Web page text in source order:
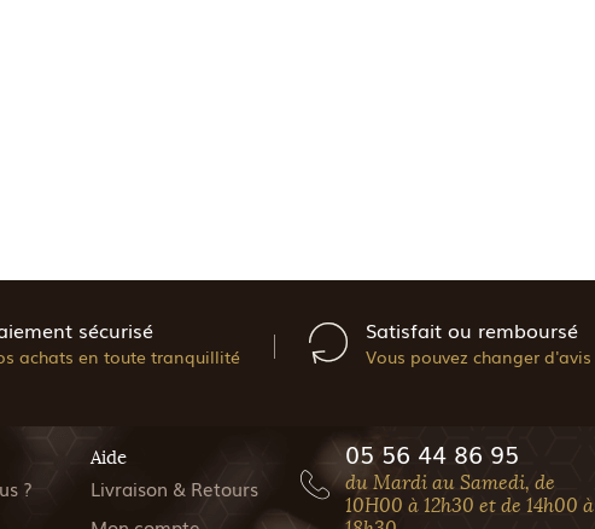
sécurisé
achats en toute tranquillité
Satisfait ou remboursé
Vous pouvez changer d'avis
?
Aide
Livraison & Retours
05 56 44 86 95
du Mardi au Samedi, de
10H00 à 12h30 et de 14h00 à